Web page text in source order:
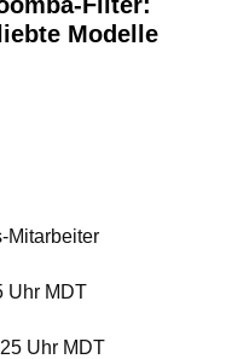
Modelle
Mitarbeiter
Uhr MDT
Uhr MDT